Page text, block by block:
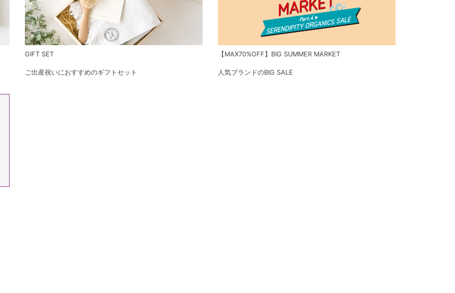
GIFT SET
ご出産祝いにおすすめのギフトセット
【MAX70%OFF】BIG SUMMER MARKET
人気ブランドのBIG SALE